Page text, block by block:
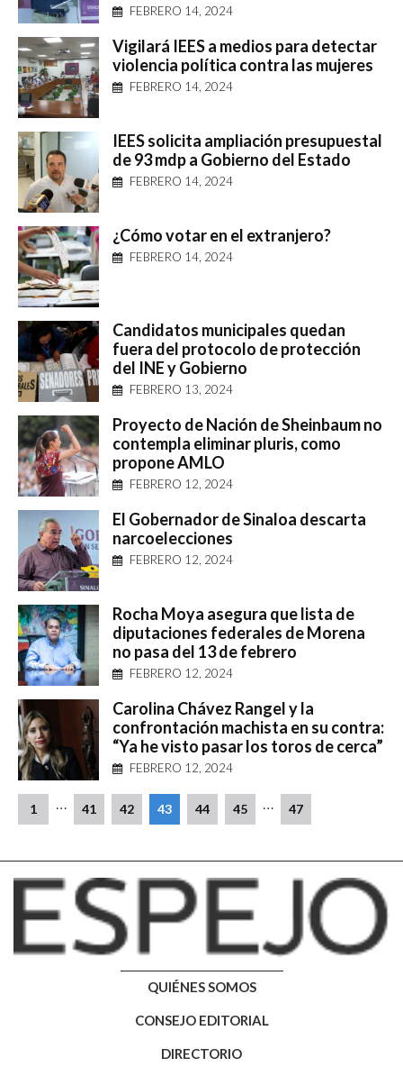
FEBRERO 14, 2024
Vigilará IEES a medios para detectar
violencia política contra las mujeres
FEBRERO 14, 2024
IEES solicita ampliación presupuestal
de 93 mdp a Gobierno del Estado
FEBRERO 14, 2024
¿Cómo votar en el extranjero?
FEBRERO 14, 2024
Candidatos municipales quedan
fuera del protocolo de protección
del INE y Gobierno
FEBRERO 13, 2024
Proyecto de Nación de Sheinbaum no
contempla eliminar pluris, como
propone AMLO
FEBRERO 12, 2024
El Gobernador de Sinaloa descarta
narcoelecciones
FEBRERO 12, 2024
Rocha Moya asegura que lista de
diputaciones federales de Morena
no pasa del 13 de febrero
FEBRERO 12, 2024
Carolina Chávez Rangel y la
confrontación machista en su contra:
“Ya he visto pasar los toros de cerca”
FEBRERO 12, 2024
1 … 41 42 43 44 45 … 47
QUIÉNES SOMOS
CONSEJO EDITORIAL
DIRECTORIO